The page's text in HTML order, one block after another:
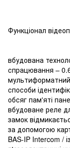
Функціонал
вбудована
спрацювання –
мультиформатний
способи
обсяг пам'яті
вбудоване реле
замок
за допомогою
BAS-IP Intercom /